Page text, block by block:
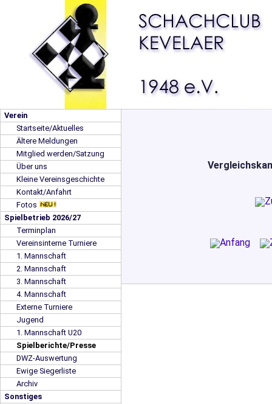
Verein
Startseite/Aktuelles
Ältere Meldungen
Mitglied werden/Satzung
Über uns
Kleine Vereinsgeschichte
Kontakt/Anfahrt
Fotos
Spielbetrieb 2026/27
Terminplan
Vereinsinterne Turniere
1. Mannschaft
2. Mannschaft
3. Mannschaft
4. Mannschaft
Externe Turniere
Jugend
1. Mannschaft U20
Spielberichte/Presse
DWZ-Auswertung
Ewige Siegerliste
Archiv
Sonstiges